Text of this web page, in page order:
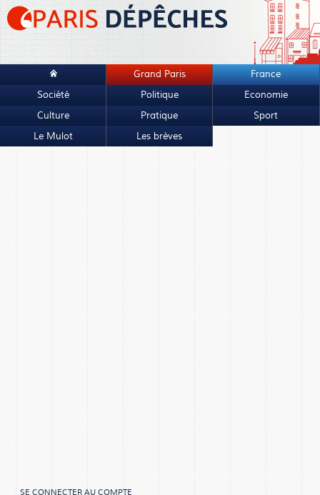
Grand Paris
France
Société
Politique
Economie
Culture
Pratique
Sport
Le Mulot
Les brèves
SE CONNECTER AU COMPTE